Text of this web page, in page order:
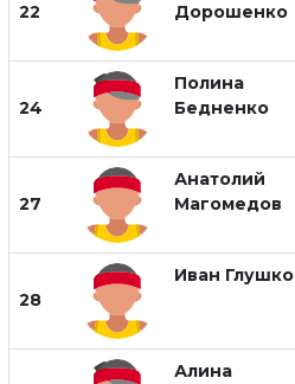
22
Дорошенко
24
Полина
Бедненко
27
Анатолий
Магомедов
28
Иван Глушко
Алина